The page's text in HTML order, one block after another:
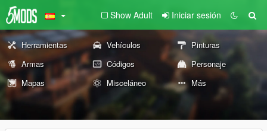
Show Adult Iniciar sesión
Herramientas Vehículos
Pinturas
Armas
Códigos
Personaje
Mapas
Misceláneo Más